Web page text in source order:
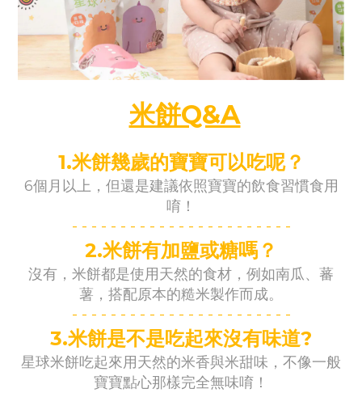
米餅Q&A
1.米餅幾歲的寶寶可以吃呢？
6個月以上，但還是建議依照寶寶的飲食習慣食用
唷！
- - - - - - - - - - - - - - - - - - - - - - -
2.米餅有加鹽或糖嗎？
沒有，米餅都是使用天然的食材，例如南瓜、蕃
薯，搭配原本的糙米製作而成。
- - - - - - - - - - - - - - - - - - - - - - -
3.米餅是不是吃起來沒有味道?
星球米餅吃起來用天然的米香與米甜味，不像一般
寶寶點心那樣完全無味唷！